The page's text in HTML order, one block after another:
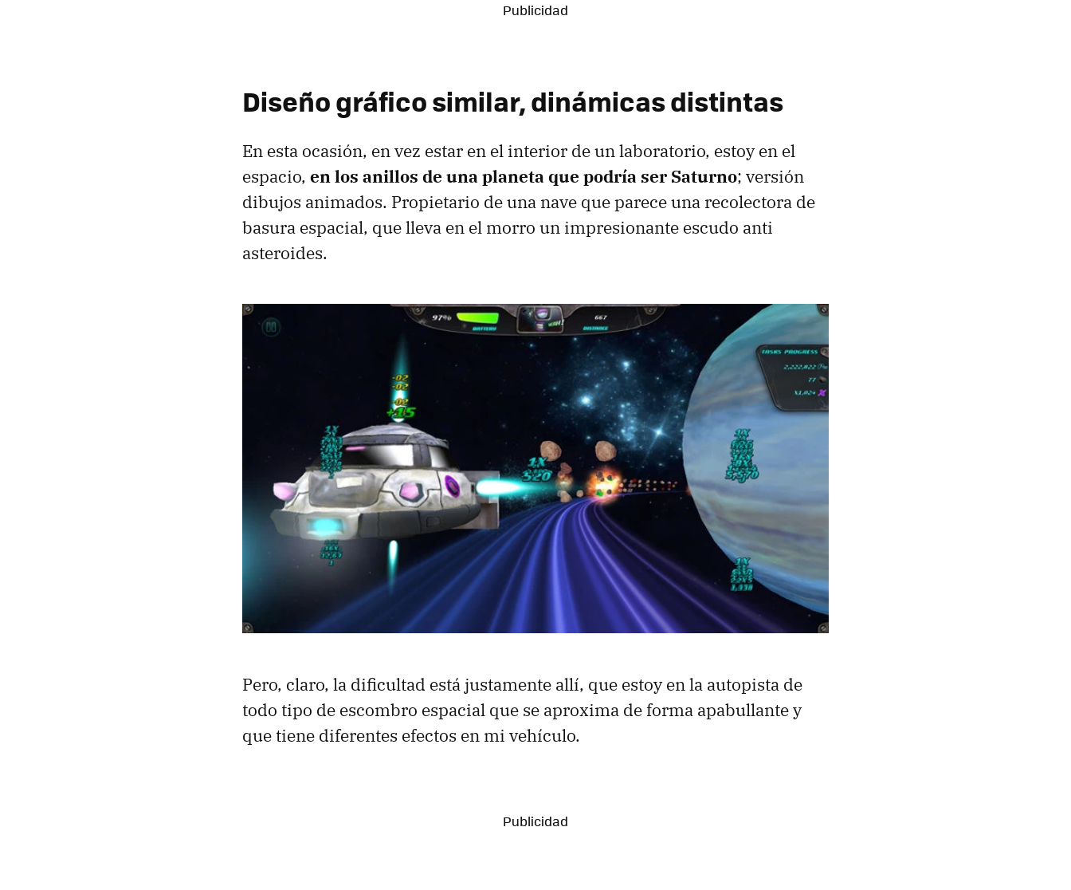
Diseño gráfico similar, dinámicas distintas
En esta ocasión, en vez estar en el interior de un laboratorio, estoy en el
espacio, en los anillos de una planeta que podría ser Saturno; versión
dibujos animados. Propietario de una nave que parece una recolectora de
basura espacial, que lleva en el morro un impresionante escudo anti
asteroides.
Pero, claro, la dificultad está justamente allí, que estoy en la autopista de
todo tipo de escombro espacial que se aproxima de forma apabullante y
que tiene diferentes efectos en mi vehículo.